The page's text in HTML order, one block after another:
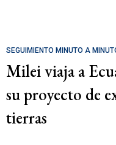
SEGUIMIENTO MINUTO A
Milei viaja a
su proyecto de
tierras